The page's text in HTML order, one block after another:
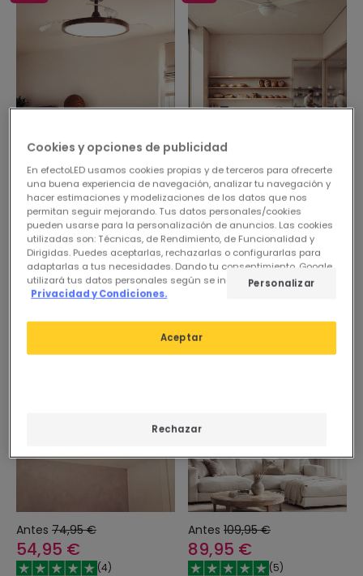
Antes 74,95 €
54,95 €
(2)
PROMO
Ventilador de Techo con luz
Silencioso DC aspas
retráctiles Kleon
En Stock, entrega en
Antes 79,95 €
54,95 €
(5 )
PROMO
Ventilador de Techo con luz
Silencioso DC aspas de
madera Navy Evo
Antes 74,95 €
54,95 €
(4)
Antes 109,95 €
89,95 €
(5)
Cookies y opciones de publicidad
En efectoLED usamos cookies propias y de terceros para ofrecerte
una buena experiencia de navegación, analizar tu navegación y
hacer estimaciones y modelizaciones de los datos que nos
permitan seguir mejorando. Tus datos personales/cookies
pueden usarse para la personalización de anuncios. Las cookies
utilizadas son: Técnicas, de Rendimiento, de Funcionalidad y
Dirigidas. Puedes aceptarlas, rechazarlas o configurarlas para
adaptarlas a tus necesidades. Dando tu consentimiento, Google
utilizará tus datos personales según se indica en su sitio de
Privacidad y Condiciones.
Rechazar
Aceptar
Personalizar